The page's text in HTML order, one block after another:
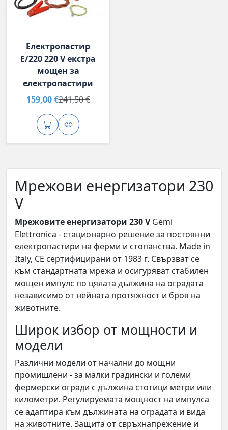
Електропастир
E/220 220 V екстра
мощен за
електропастири
159,00 €241,50 €
Мрежови енергизатори 230
V
Мрежовите енергизатори 230 VGemi
Elettronica - стационарно решение за постоянни
електропастири на ферми и стопанства. Made in
Italy, CE сертифицирани от 1983 г. Свързват се
към стандартната мрежа и осигуряват стабилен
мощен импулс по цялата дължина на оградата
независимо от нейната протяжност и броя на
животните.
Широк избор от мощности и
модели
Различни модели от начални до мощни
промишлени - за малки градински и големи
фермерски огради с дължина стотици метри или
километри. Регулируемата мощност на импулса
се адаптира към дължината на оградата и вида
на животните. Защита от свръхнапрежение и